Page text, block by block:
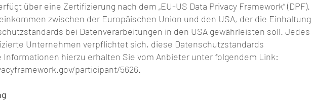
über eine Zertifizierung nach dem „EU-US Data Privacy Framework“ (DPF).
zwischen der Europäischen Union und den USA, der die Einhaltung
bei Datenverarbeitungen in den USA gewährleisten soll. Jedes
Unternehmen verpflichtet sich, diese Datenschutzstandards
Informationen hierzu erhalten Sie vom Anbieter unter folgendem Link:
participant/5626.